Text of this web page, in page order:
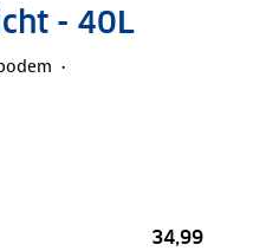
- 40L
34,99